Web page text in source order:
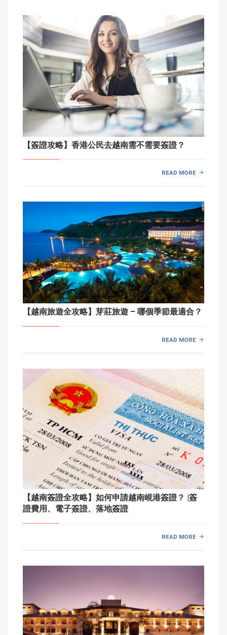
【簽證攻略】香港公民去越南需不需要簽證？
READ MORE
【越南旅遊全攻略】芽莊旅遊 – 哪個季節最適合？
READ MORE
【越南簽證全攻略】如何申請越南峴港簽證？ |簽
證費用、電子簽證、落地簽證
READ MORE